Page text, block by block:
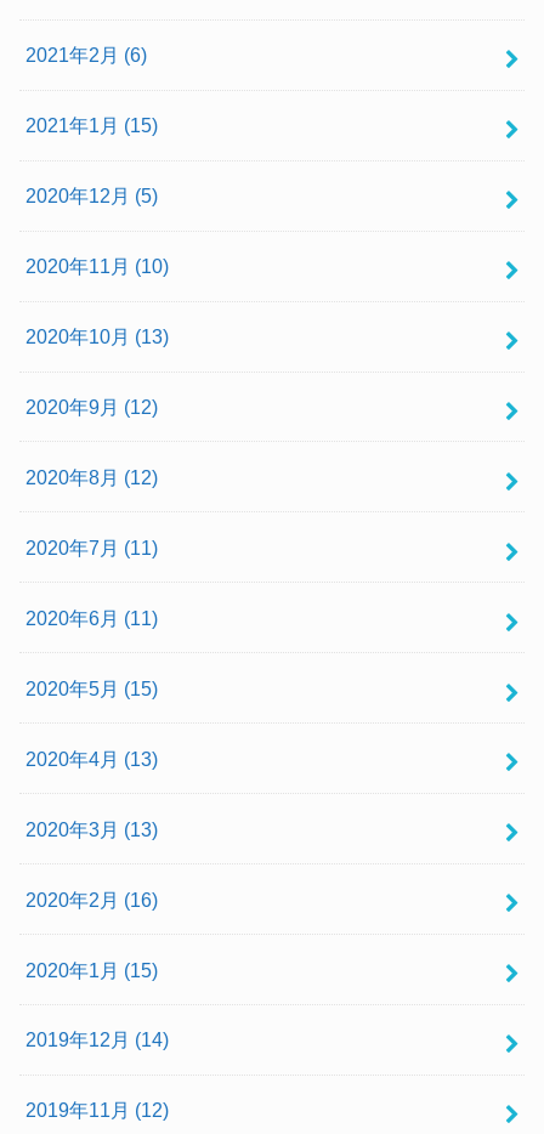
2021年2月 (6)
2021年1月 (15)
2020年12月 (5)
2020年11月 (10)
2020年10月 (13)
2020年9月 (12)
2020年8月 (12)
2020年7月 (11)
2020年6月 (11)
2020年5月 (15)
2020年4月 (13)
2020年3月 (13)
2020年2月 (16)
2020年1月 (15)
2019年12月 (14)
2019年11月 (12)